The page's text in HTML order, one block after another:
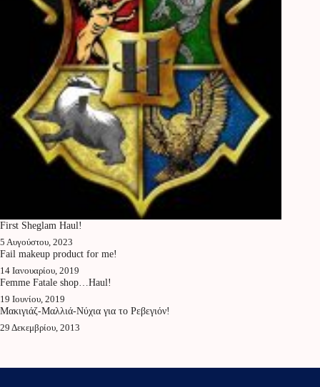
First Sheglam Haul!
5 Αυγούστου, 2023
Fail makeup product for me!
14 Ιανουαρίου, 2019
Femme Fatale shop…Haul!
19 Ιουνίου, 2019
Μακιγιάζ-Μαλλιά-Νύχια για το Ρεβεγιόν!
29 Δεκεμβρίου, 2013